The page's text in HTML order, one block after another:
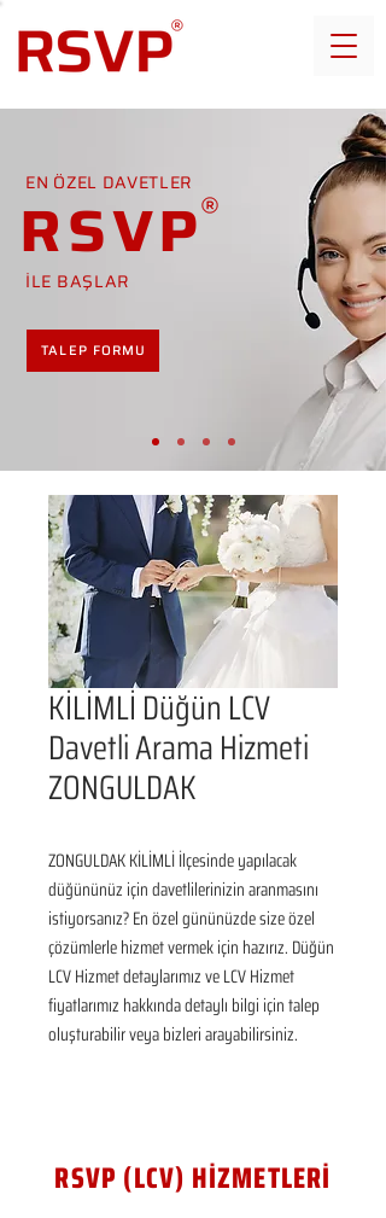
EN ÖZEL DAVETLER
RSVP
İLE BAŞLAR
TALEP FORMU
KİLİMLİ Düğün LCV
Davetli Arama Hizmeti
ZONGULDAK
ZONGULDAK KİLİMLİ İlçesinde yapılacak
düğününüz için davetlilerinizin aranmasını
istiyorsanız? En özel gününüzde size özel
çözümlerle hizmet vermek için hazırız. Düğün
LCV Hizmet detaylarımız ve LCV Hizmet
fiyatlarımız hakkında detaylı bilgi için talep
oluşturabilir veya bizleri arayabilirsiniz.
RSVP (LCV) HİZMETLERİ